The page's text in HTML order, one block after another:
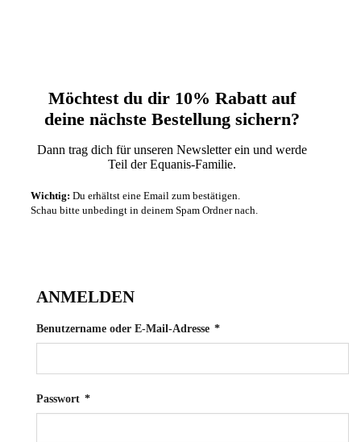
Möchtest du dir 10% Rabatt auf
deine nächste‬ Bestellung sichern?‬
Dann trag dich für unseren Newsletter ein und werde
Teil der Equanis-Familie.‬
Wichtig: Du erhältst eine Email zum bestätigen.
Schau bitte unbedingt in deinem Spam Ordner nach.
ANMELDEN
Benutzername oder E-Mail-Adresse *Erforderlich
Passwort *Erforderlich